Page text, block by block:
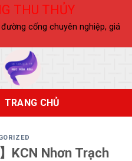
THU THỦY
cống chuyên nghiệp, giá
TRANG CHỦ
KCN Nhơn Trạch